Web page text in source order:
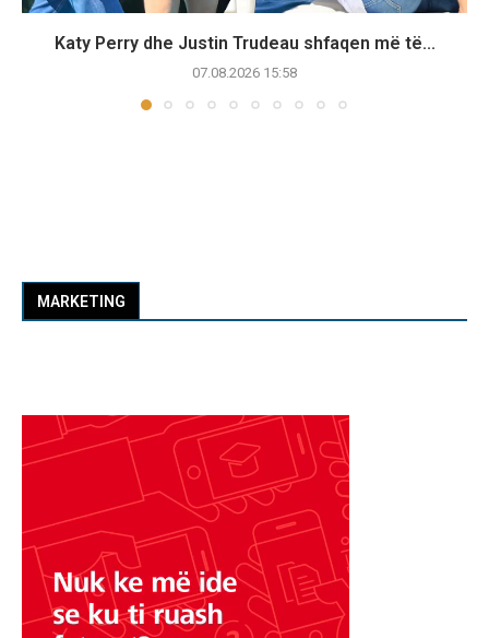
Katy Perry dhe Justin Trudeau shfaqen më të...
07.08.2026 15:58
MARKETING